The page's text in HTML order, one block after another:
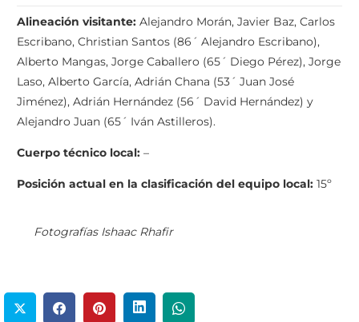
Alineación visitante: Alejandro Morán, Javier Baz, Carlos
Escribano, Christian Santos (86´ Alejandro Escribano),
Alberto Mangas, Jorge Caballero (65´ Diego Pérez), Jorge
Laso, Alberto García, Adrián Chana (53´ Juan José
Jiménez), Adrián Hernández (56´ David Hernández) y
Alejandro Juan (65´ Iván Astilleros).
Cuerpo técnico local: –
Posición actual en la clasificación del equipo local: 15º
Fotografías Ishaac Rhafir